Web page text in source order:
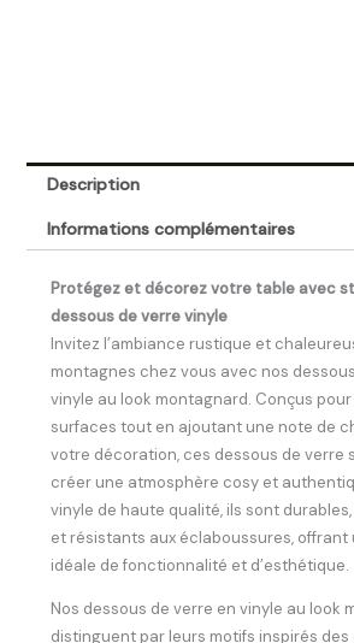
Description
Informations complémentaires
Protégez et décorez votre table avec
dessous de verre vinyle
Invitez l’ambiance rustique et
montagnes chez vous avec nos
vinyle au look montagnard. Conçus
surfaces tout en ajoutant une note de
votre décoration, ces dessous de verre
créer une atmosphère cosy et
vinyle de haute qualité, ils sont
et résistants aux éclaboussures, offrant
idéale de fonctionnalité et d’esthétique.
Nos dessous de verre en vinyle au look
distinguent par leurs motifs inspirés des